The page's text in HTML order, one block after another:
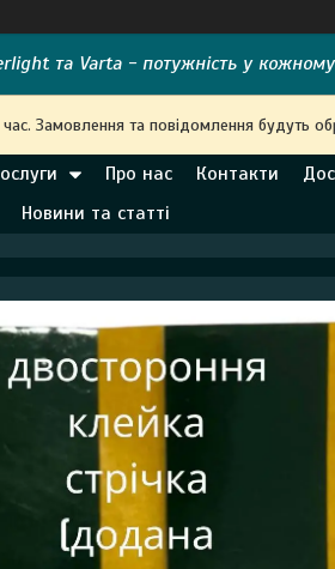
та Varta - потужність у кожному
Замовлення та повідомлення будуть
Про нас Контакти
Новини та статті